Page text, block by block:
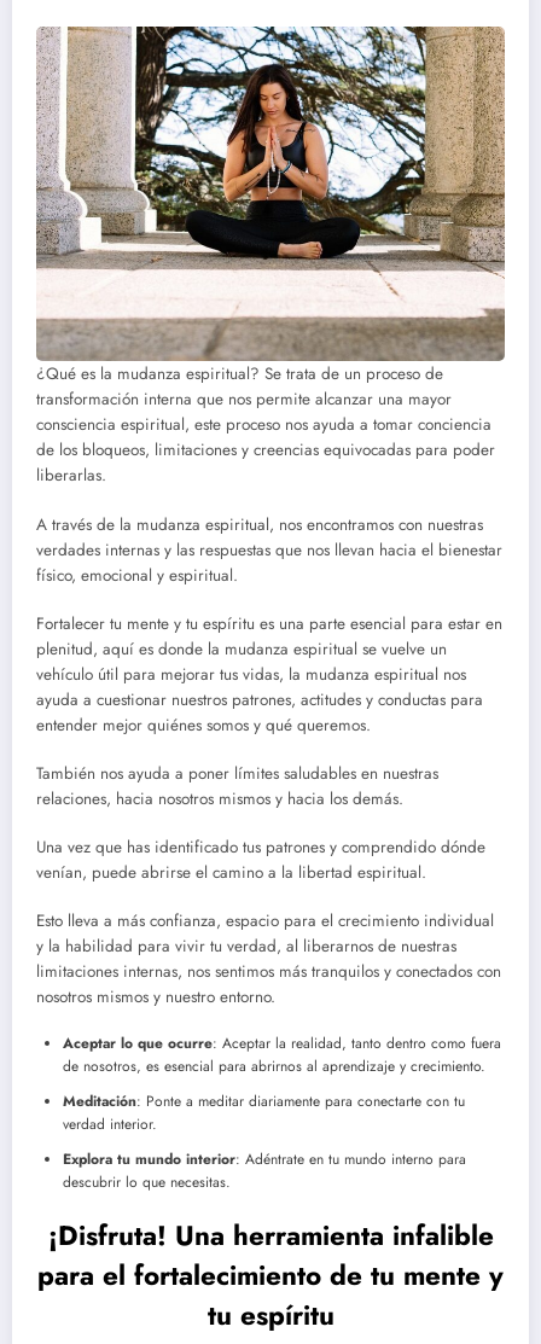
¿Qué es la mudanza espiritual? Se trata de un proceso de
transformación interna que nos permite alcanzar una mayor
consciencia espiritual, este proceso nos ayuda a tomar conciencia
de los bloqueos, limitaciones y creencias equivocadas para poder
liberarlas.
A través de la mudanza espiritual, nos encontramos con nuestras
verdades internas y las respuestas que nos llevan hacia el bienestar
físico, emocional y espiritual.
Fortalecer tu mente y tu espíritu es una parte esencial para estar en
plenitud, aquí es donde la mudanza espiritual se vuelve un
vehículo útil para mejorar tus vidas, la mudanza espiritual nos
ayuda a cuestionar nuestros patrones, actitudes y conductas para
entender mejor quiénes somos y qué queremos.
También nos ayuda a poner límites saludables en nuestras
relaciones, hacia nosotros mismos y hacia los demás.
Una vez que has identificado tus patrones y comprendido dónde
venían, puede abrirse el camino a la libertad espiritual.
Esto lleva a más confianza, espacio para el crecimiento individual
y la habilidad para vivir tu verdad, al liberarnos de nuestras
limitaciones internas, nos sentimos más tranquilos y conectados con
nosotros mismos y nuestro entorno.
Aceptar lo que ocurre: Aceptar la realidad, tanto dentro como fuera
de nosotros, es esencial para abrirnos al aprendizaje y crecimiento.
Meditación: Ponte a meditar diariamente para conectarte con tu
verdad interior.
Explora tu mundo interior: Adéntrate en tu mundo interno para
descubrir lo que necesitas.
¡Disfruta! Una herramienta infalible
para el fortalecimiento de tu mente y
tu espíritu